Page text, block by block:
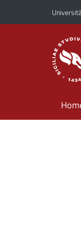
Vai al contenuto
Vai al menu di